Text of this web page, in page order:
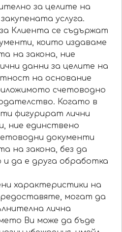
за целите на
услуга.
Клиента се съдържат
които издаваме
на закона, ние
данни за целите на
на основание
счетоводно
Когато в
фигурират лични
ние единствено
документи
на закона, без да
да е друга обработка
характеристики на
могат да
лична
Ви може да бъде